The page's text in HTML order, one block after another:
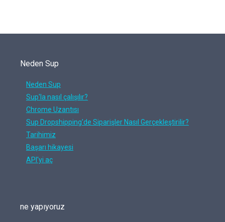
Neden Sup
Neden Sup
Sup'la nasıl çalışılır?
Chrome Uzantısı
Sup Dropshipping'de Siparişler Nasıl Gerçekleştirilir?
Tarihimiz
Başarı hikayesi
API'yi aç
ne yapıyoruz